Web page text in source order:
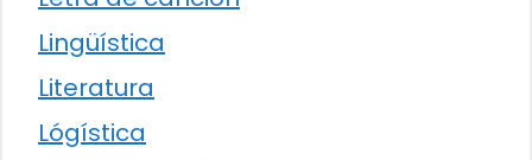
Lingüística
Literatura
Lógística